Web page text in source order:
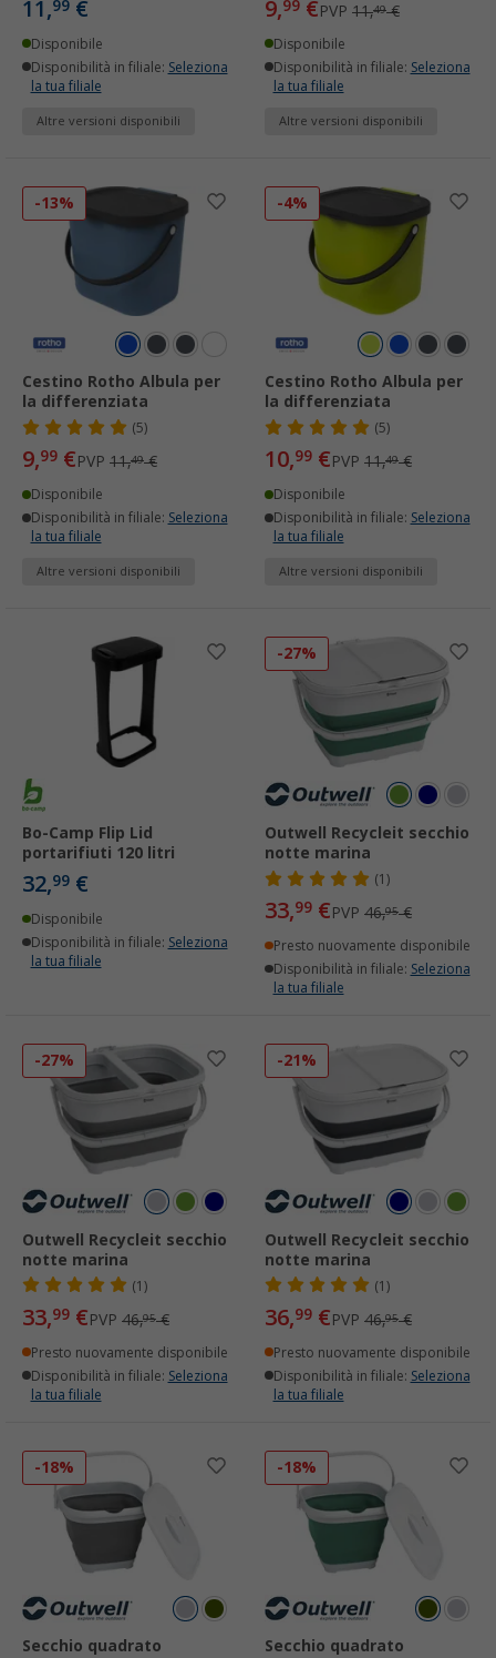
11,99 €
Disponibile
Disponibilità in filiale: Seleziona
la tua filiale
Altre versioni disponibili
9,99 €PVP 11,49€
Disponibile
Disponibilità in filiale: Seleziona
la tua filiale
Altre versioni disponibili
-13%
Cestino Rotho Albula per
la differenziata
(5)
9,99 €PVP 11,49€
Disponibile
Disponibilità in filiale: Seleziona
la tua filiale
Altre versioni disponibili
-4%
Cestino Rotho Albula per
la differenziata
(5)
10,99 €PVP 11,49€
Disponibile
Disponibilità in filiale: Seleziona
la tua filiale
Altre versioni disponibili
Bo-Camp Flip Lid
portarifiuti 120 litri
32,99 €
Disponibile
Disponibilità in filiale: Seleziona
la tua filiale
-27%
Outwell Recycleit secchio
notte marina
(1)
33,99 €PVP 46,95€
Presto nuovamente disponibile
Disponibilità in filiale: Seleziona
la tua filiale
-27%
Outwell Recycleit secchio
notte marina
(1)
33,99 €PVP 46,95€
Presto nuovamente disponibile
Disponibilità in filiale: Seleziona
la tua filiale
-21%
Outwell Recycleit secchio
notte marina
(1)
36,99 €PVP 46,95€
Presto nuovamente disponibile
Disponibilità in filiale: Seleziona
la tua filiale
-18%
Secchio quadrato
-18%
Secchio quadrato